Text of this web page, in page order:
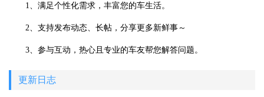
1、满足个性化需求，丰富您的车生活。
2、支持发布动态、长帖，分享更多新鲜事～
3、参与互动，热心且专业的车友帮您解答问题。
更新日志